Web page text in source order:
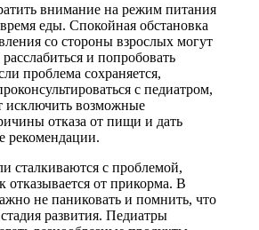
внимание на режим питания
еды. Спокойная обстановка
со стороны взрослых могут
и попробовать
проблема сохраняется,
с педиатром,
исключить возможные
отказа от пищи и дать
рекомендации.
сталкиваются с проблемой,
отказывается от прикорма. В
не паниковать и помнить, что
развития. Педиатры